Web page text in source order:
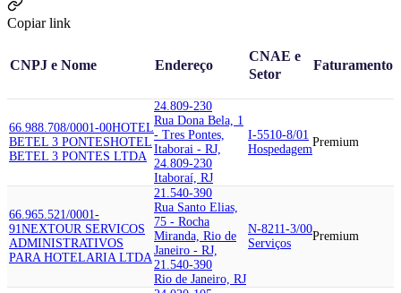
Copiar link
CNPJ e Nome Endereço
CNAE e
Setor
Faturamento
66.988.708/0001-00HOTEL
BETEL 3 PONTESHOTEL
BETEL 3 PONTES LTDA
24.809-230
Rua Dona Bela, 1
- Tres Pontes,
Itaborai - RJ,
24.809-230
Itaboraí, RJ
I-5510-8/01
Hospedagem
Premium
66.965.521/0001-
91NEXTOUR SERVICOS
ADMINISTRATIVOS
PARA HOTELARIA LTDA
21.540-390
Rua Santo Elias,
75 - Rocha
Miranda, Rio de
Janeiro - RJ,
21.540-390
Rio de Janeiro, RJ
N-8211-3/00
Serviços
Premium